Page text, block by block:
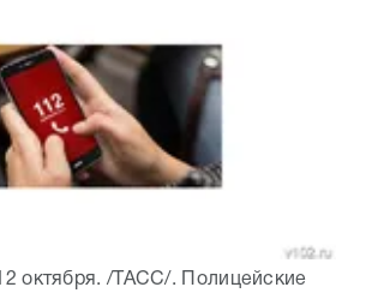
октября. /ТАСС/. Полицейские